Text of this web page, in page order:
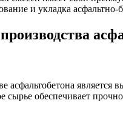
и укладка
является
обеспечивает